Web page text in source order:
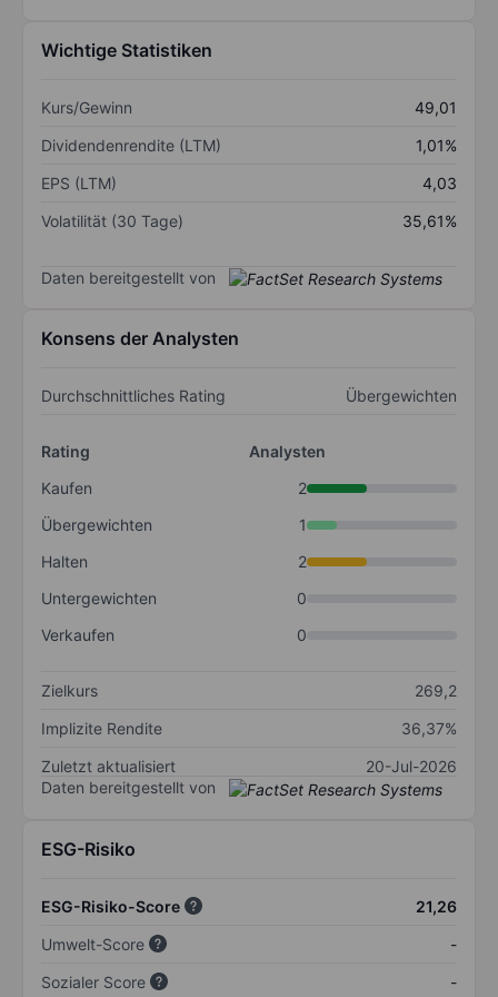
Wichtige Statistiken
Kurs/Gewinn
49,01
Dividendenrendite (LTM)
1,01%
EPS (LTM)
4,03
Volatilität (30 Tage)
35,61%
Daten bereitgestellt von
Konsens der Analysten
Durchschnittliches Rating Übergewichten
Rating
Analysten
Kaufen
2
Übergewichten
1
Halten
2
Untergewichten
0
Verkaufen
0
Zielkurs
269,2
Implizite Rendite
36,37%
Zuletzt aktualisiert
20-Jul-2026
Daten bereitgestellt von
ESG-Risiko
ESG-Risiko-Score
21,26
Umwelt-Score
-
Sozialer Score
-